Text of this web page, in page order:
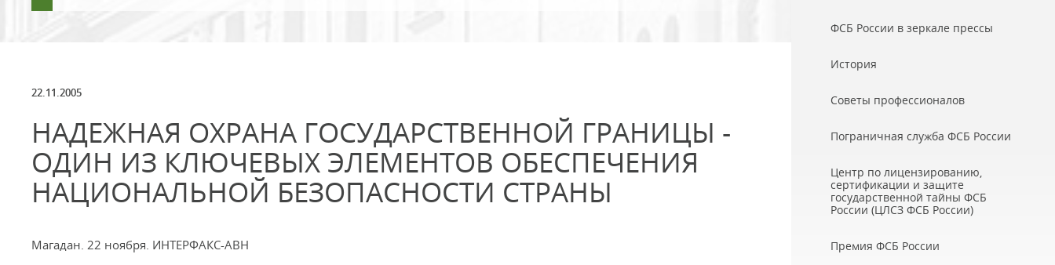
22.11.2005
НАДЕЖНАЯ ОХРАНА ГОСУДАРСТВЕННОЙ ГРАНИЦЫ -
ОДИН ИЗ КЛЮЧЕВЫХ ЭЛЕМЕНТОВ ОБЕСПЕЧЕНИЯ
НАЦИОНАЛЬНОЙ БЕЗОПАСНОСТИ СТРАНЫ
Магадан. 22 ноября. ИНТЕРФАКС-АВН
ФСБ России в зеркале прессы
История
Советы профессионалов
Пограничная служба ФСБ России
Центр по лицензированию,
сертификации и защите
государственной тайны ФСБ
России (ЦЛСЗ ФСБ России)
Премия ФСБ России